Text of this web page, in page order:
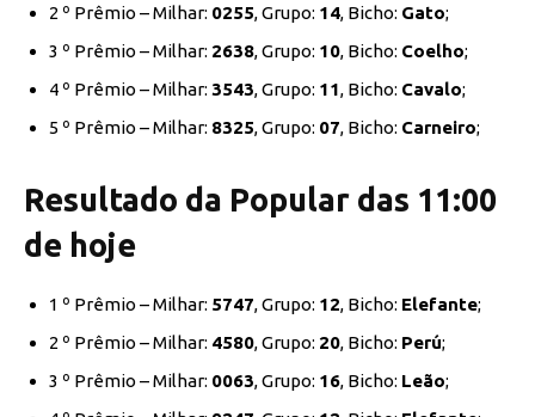
2 º Prêmio – Milhar: 0255, Grupo: 14, Bicho: Gato;
3 º Prêmio – Milhar: 2638, Grupo: 10, Bicho: Coelho;
4 º Prêmio – Milhar: 3543, Grupo: 11, Bicho: Cavalo;
5 º Prêmio – Milhar: 8325, Grupo: 07, Bicho: Carneiro;
Resultado da Popular das 11:00
de hoje
1 º Prêmio – Milhar: 5747, Grupo: 12, Bicho: Elefante;
2 º Prêmio – Milhar: 4580, Grupo: 20, Bicho: Perú;
3 º Prêmio – Milhar: 0063, Grupo: 16, Bicho: Leão;